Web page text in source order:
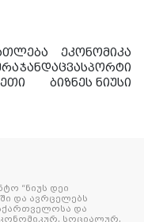
ეკონომიკა
ჯანდაცვასპორტი
ბიზნეს ნიუსი
“ნიუს დეი
და ავრცელებს
და
სოციალურ,